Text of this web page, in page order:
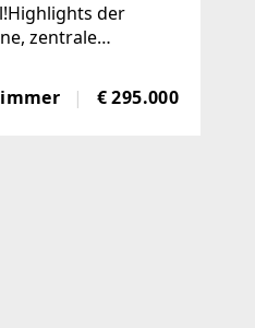
der
zentrale
haben Interesse
€ 295.000